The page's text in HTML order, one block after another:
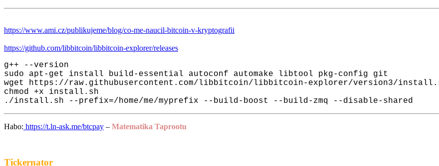
https://www.ami.cz/publikujeme/blog/co-me-naucil-bitcoin-v-kryptografii
https://github.com/libbitcoin/libbitcoin-explorer/releases
g++ --version
sudo apt-get install build-essential autoconf automake libtool pkg-config git
wget https://raw.githubusercontent.com/libbitcoin/libbitcoin-explorer/version3/
chmod +x install.sh
./install.sh --prefix=/home/me/myprefix --build-boost --build-zmq --disable-shared
Habo: https://t.ln-ask.me/btcpay – Matematika Taprootu
Tickernator